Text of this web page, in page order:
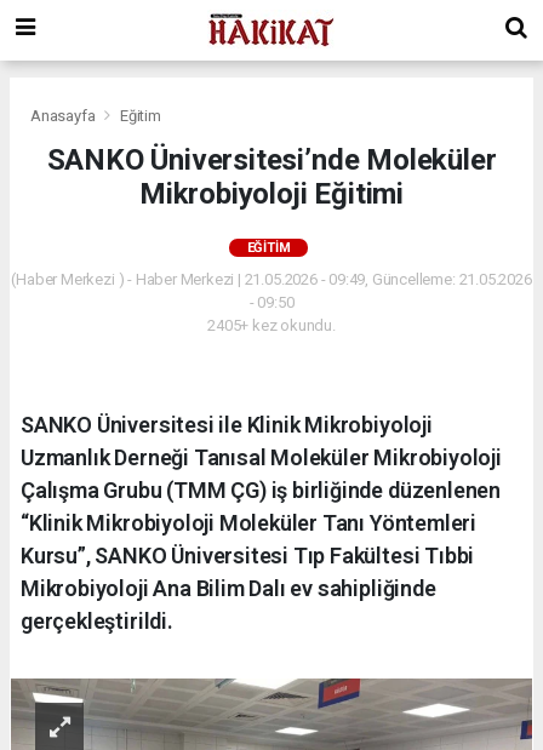
Anasayfa Eğitim
SANKO Üniversitesi’nde Moleküler
Mikrobiyoloji Eğitimi
EĞITIM
(Haber Merkezi ) - Haber Merkezi | 21.05.2026 - 09:49, Güncelleme: 21.05.2026
- 09:50
2405+ kez okundu.
SANKO Üniversitesi ile Klinik Mikrobiyoloji
Uzmanlık Derneği Tanısal Moleküler Mikrobiyoloji
Çalışma Grubu (TMM ÇG) iş birliğinde düzenlenen
“Klinik Mikrobiyoloji Moleküler Tanı Yöntemleri
Kursu”, SANKO Üniversitesi Tıp Fakültesi Tıbbi
Mikrobiyoloji Ana Bilim Dalı ev sahipliğinde
gerçekleştirildi.